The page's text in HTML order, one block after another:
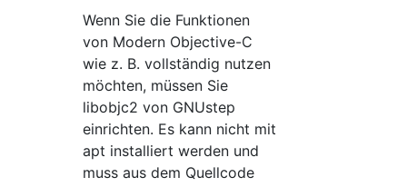
Wenn Sie die Funktionen
von Modern Objective-C
wie z. B. vollständig nutzen
möchten, müssen Sie
libobjc2 von GNUstep
einrichten. Es kann nicht mit
apt installiert werden und
muss aus dem Quellcode